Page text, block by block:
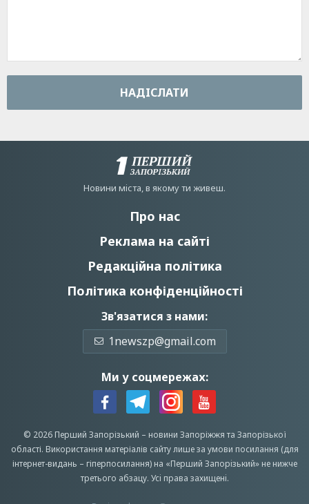
НАДIСЛАТИ
Новини мiста, в якому ти живеш.
Про нас
Реклама на сайті
Редакційна політика
Політика конфіденційності
Зв'язатися з нами:
1newszp@gmail.com
Ми у соцмережах:
© 2026 Перший Запорізький – новини Запоріжжята Запорізької
області. Використання матеріалів сайту лише за умови посилання (для
інтернет-видань – гіперпосилання) на «Перший Запорiзький» не нижче
третього абзацу. Усi права захищенi.